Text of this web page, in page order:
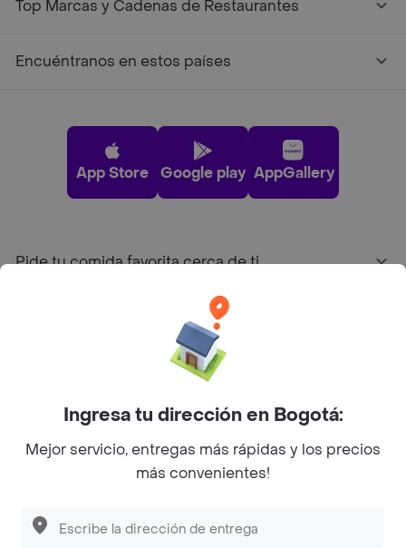
Top Marcas y Cadenas de Restaurantes
Encuéntranos en estos países
App Store Google play AppGallery
Pide tu comida favorita cerca de ti
Sobre Rappi
Facebook
Twitter
Instagram
©2026Rappi Inc. All rights reserved.
Ingresa tu dirección en Bogotá:
Mejor servicio, entregas más rápidas y los precios
más convenientes!